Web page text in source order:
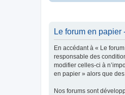
Le forum en papier
En accédant à « Le
responsable des
modifier celles-ci à
en papier » alors que
Nos forums sont